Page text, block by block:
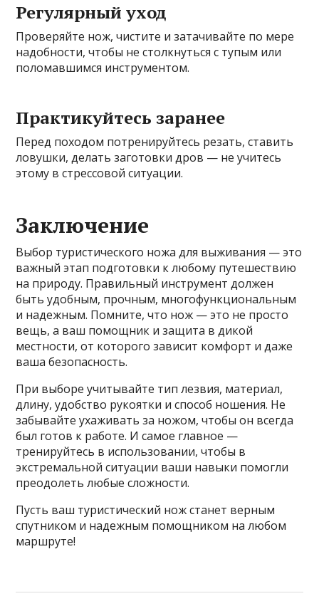
Регулярный уход
Проверяйте нож, чистите и затачивайте по мере
надобности, чтобы не столкнуться с тупым или
поломавшимся инструментом.
Практикуйтесь заранее
Перед походом потренируйтесь резать, ставить
ловушки, делать заготовки дров — не учитесь
этому в стрессовой ситуации.
Заключение
Выбор туристического ножа для выживания — это
важный этап подготовки к любому путешествию
на природу. Правильный инструмент должен
быть удобным, прочным, многофункциональным
и надежным. Помните, что нож — это не просто
вещь, а ваш помощник и защита в дикой
местности, от которого зависит комфорт и даже
ваша безопасность.
При выборе учитывайте тип лезвия, материал,
длину, удобство рукоятки и способ ношения. Не
забывайте ухаживать за ножом, чтобы он всегда
был готов к работе. И самое главное —
тренируйтесь в использовании, чтобы в
экстремальной ситуации ваши навыки помогли
преодолеть любые сложности.
Пусть ваш туристический нож станет верным
спутником и надежным помощником на любом
маршруте!